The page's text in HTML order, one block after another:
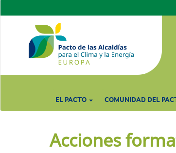
al
EL PACTO COMUNIDAD DEL
Acciones